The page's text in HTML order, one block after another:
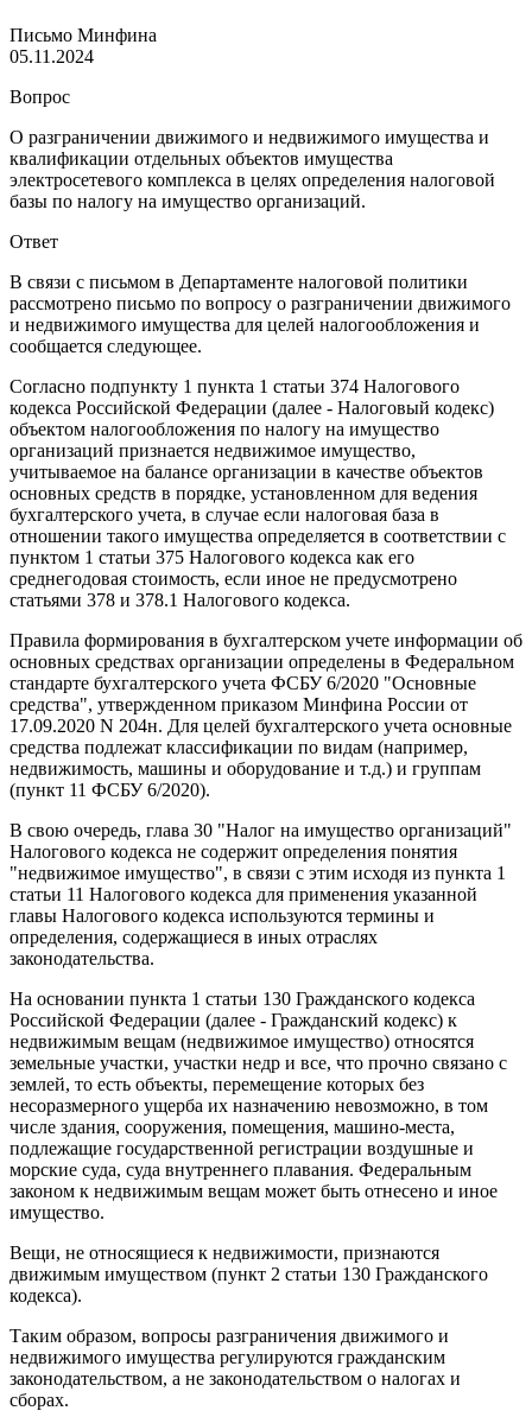
Письмо Минфина
05.11.2024
Вопрос
О разграничении движимого и недвижимого имущества и
квалификации отдельных объектов имущества
электросетевого комплекса в целях определения налоговой
базы по налогу на имущество организаций.
Ответ
В связи с письмом в Департаменте налоговой политики
рассмотрено письмо по вопросу о разграничении движимого
и недвижимого имущества для целей налогообложения и
сообщается следующее.
Согласно подпункту 1 пункта 1 статьи 374 Налогового
кодекса Российской Федерации (далее - Налоговый кодекс)
объектом налогообложения по налогу на имущество
организаций признается недвижимое имущество,
учитываемое на балансе организации в качестве объектов
основных средств в порядке, установленном для ведения
бухгалтерского учета, в случае если налоговая база в
отношении такого имущества определяется в соответствии с
пунктом 1 статьи 375 Налогового кодекса как его
среднегодовая стоимость, если иное не предусмотрено
статьями 378 и 378.1 Налогового кодекса.
Правила формирования в бухгалтерском учете информации об
основных средствах организации определены в Федеральном
стандарте бухгалтерского учета ФСБУ 6/2020 "Основные
средства", утвержденном приказом Минфина России от
17.09.2020 N 204н. Для целей бухгалтерского учета основные
средства подлежат классификации по видам (например,
недвижимость, машины и оборудование и т.д.) и группам
(пункт 11 ФСБУ 6/2020).
В свою очередь, глава 30 "Налог на имущество организаций"
Налогового кодекса не содержит определения понятия
"недвижимое имущество", в связи с этим исходя из пункта 1
статьи 11 Налогового кодекса для применения указанной
главы Налогового кодекса используются термины и
определения, содержащиеся в иных отраслях
законодательства.
На основании пункта 1 статьи 130 Гражданского кодекса
Российской Федерации (далее - Гражданский кодекс) к
недвижимым вещам (недвижимое имущество) относятся
земельные участки, участки недр и все, что прочно связано с
землей, то есть объекты, перемещение которых без
несоразмерного ущерба их назначению невозможно, в том
числе здания, сооружения, помещения, машино-места,
подлежащие государственной регистрации воздушные и
морские суда, суда внутреннего плавания. Федеральным
законом к недвижимым вещам может быть отнесено и иное
имущество.
Вещи, не относящиеся к недвижимости, признаются
движимым имуществом (пункт 2 статьи 130 Гражданского
кодекса).
Таким образом, вопросы разграничения движимого и
недвижимого имущества регулируются гражданским
законодательством, а не законодательством о налогах и
сборах.